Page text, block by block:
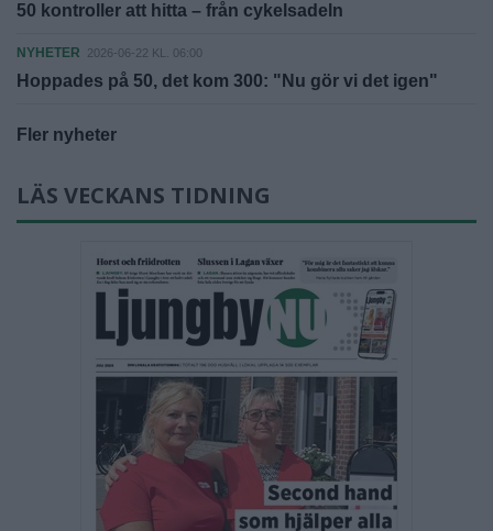
50 kontroller att hitta – från cykelsadeln
NYHETER 2026-06-22 KL. 06:00
Hoppades på 50, det kom 300: "Nu gör vi det igen"
Fler nyheter
LÄS VECKANS TIDNING